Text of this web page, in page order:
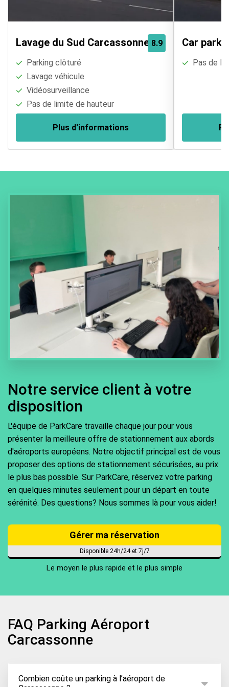
8.9
Lavage du Sud Carcassonne
Parking clôturé
Lavage véhicule
Vidéosurveillance
Pas de limite de hauteur
Plus d'informations
Car park
Pas de
Notre service client à votre
disposition
L'équipe de ParkCare travaille chaque jour pour vous
présenter la meilleure offre de stationnement aux abords
d'aéroports européens. Notre objectif principal est de vous
proposer des options de stationnement sécurisées, au prix
le plus bas possible. Sur ParkCare, réservez votre parking
en quelques minutes seulement pour un départ en toute
sérénité. Des questions? Nous sommes là pour vous aider!
Gérer ma réservation
Disponible 24h/24 et 7j/7
Le moyen le plus rapide et le plus simple
FAQ Parking Aéroport
Carcassonne
Combien coûte un parking à l’aéroport de